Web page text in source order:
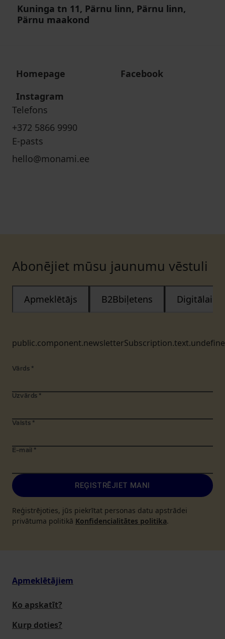
Kuninga tn 11, Pärnu linn, Pärnu linn,
Pärnu maakond
Homepage
Facebook
Instagram
Telefons
+372 5866 9990
E-pasts
hello@monami.ee
Abonējiet mūsu jaunumu vēstuli
Apmeklētājs B2Bbiļetens Digitālais
Vārds *
Uzvārds *
Valsts *
E-mail *
REĢISTRĒJIET MANI
Reģistrējoties, jūs piekrītat personas datu apstrādei
privātuma politikā Konfidencialitātes politika.
Apmeklētājiem
Ko apskatīt?
Kurp doties?